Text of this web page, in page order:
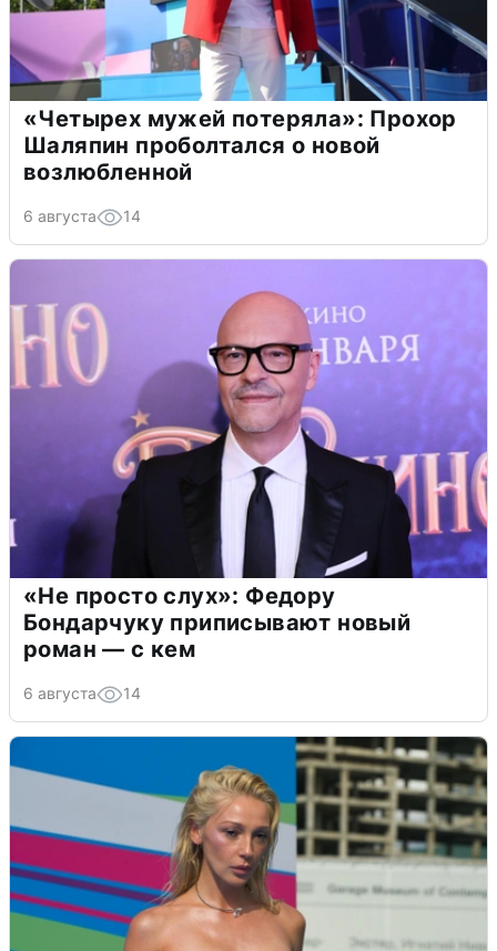
«Четырех мужей потеряла»: Прохор
Шаляпин проболтался о новой
возлюбленной
6 августа 14
«Не просто слух»: Федору
Бондарчуку приписывают новый
роман — с кем
6 августа 14